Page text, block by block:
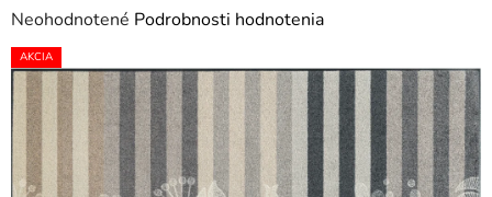
Priemerné
hodnotenie
produktu
je
0,0
Neohodnotené Podrobnosti hodnotenia
AKCIA